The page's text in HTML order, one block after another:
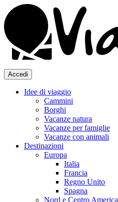
Accedi
Idee di viaggio
Cammini
Borghi
Vacanze natura
Vacanze per famiglie
Vacanze con animali
Destinazioni
Europa
Italia
Francia
Regno Unito
Spagna
Nord e Centro America